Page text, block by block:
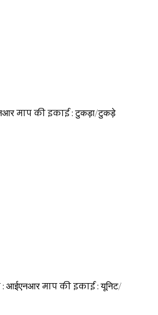
माप की इकाई :टुकड़ा/टुकड़े
आईएनआरमाप की इकाई :यूनिट/